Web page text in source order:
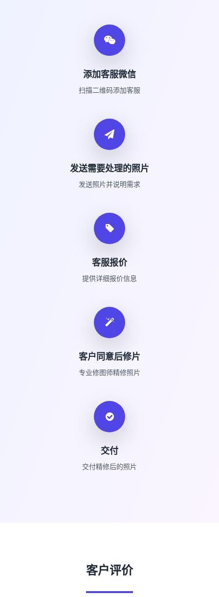
添加客服微信
扫描二维码添加客服
发送需要处理的照片
发送照片并说明需求
客服报价
提供详细报价信息
客户同意后修片
专业修图师精修照片
交付
交付精修后的照片
客户评价